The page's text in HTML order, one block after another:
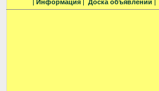
Информация Доска объявлений